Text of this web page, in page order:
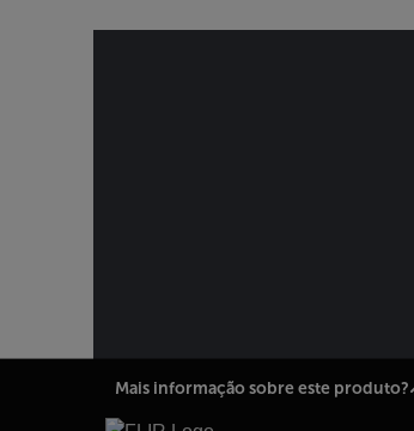
Mais informação sobre este produto?